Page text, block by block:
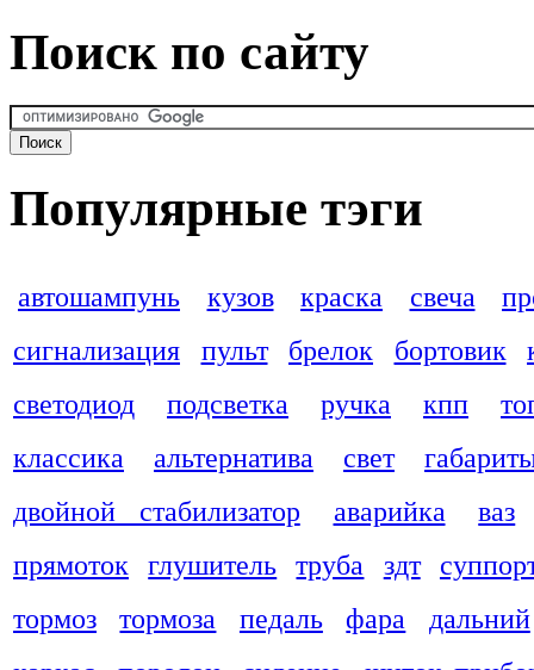
Поиск по сайту
Популярные тэги
автошампунь кузов краска свеча
сигнализация
пульт брелок бортовик
светодиод
подсветка ручка кпп
классика
альтернатива свет
двойной стабилизатор
аварийка
ваз
прямоток
глушитель труба здт
тормоз
тормоза педаль фара
дальний